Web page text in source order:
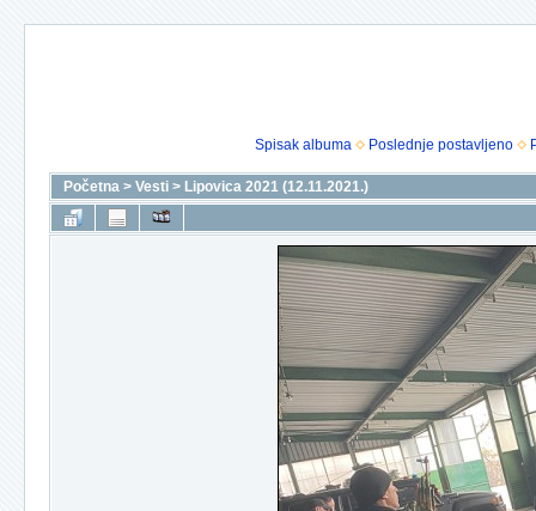
Spisak albuma Poslednje postavljeno
Početna > Vesti > Lipovica 2021 (12.11.2021.)